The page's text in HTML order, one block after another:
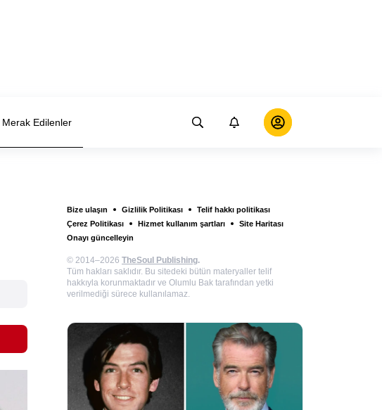
Merak Edilenler
Bize ulaşın Gizlilik Politikası
Telif hakkı politikası
Çerez Politikası
Hizmet kullanım şartları
Site Haritası
Onayı güncelleyin
© 2014–2026 TheSoul Publishing.
Tüm hakları saklıdır. Bu sitedeki bütün materyaller telif
hakkıyla korunmaktadır ve Olumlu Bak tarafından yetki
verilmediği sürece kullanılamaz.